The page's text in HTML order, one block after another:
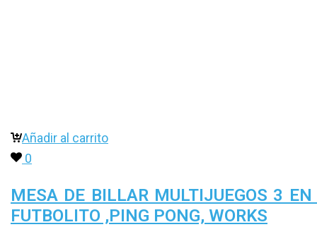
Añadir al carrito
0
MESA DE BILLAR MULTIJUEGOS 3
FUTBOLITO ,PING PONG, WORKS